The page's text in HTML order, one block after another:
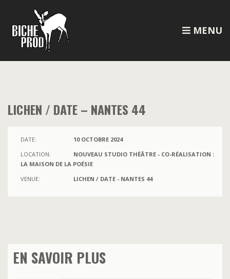
MENU
LICHEN / DATE – NANTES 44
DATE:
10 OCTOBRE 2024
LOCATION:
NOUVEAU STUDIO THÉÂTRE - CO-RÉALISATION :
LA MAISON DE LA POÉSIE
VENUE:
LICHEN / DATE - NANTES 44
EN SAVOIR PLUS